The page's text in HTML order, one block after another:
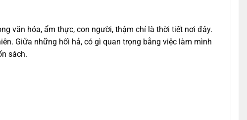
văn hóa, ẩm thực, con người, thậm chí là thời tiết nơi đây.
Giữa những hối hả, có gì quan trọng bằng việc làm mình
sách.